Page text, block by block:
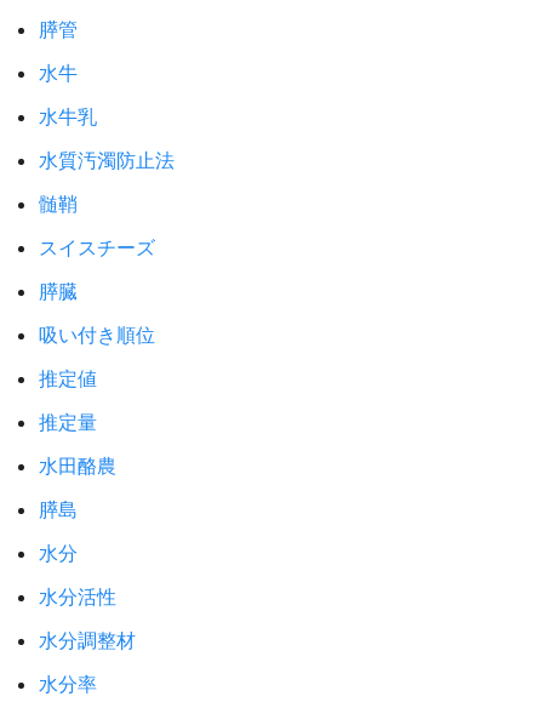
膵管
水牛
水牛乳
水質汚濁防止法
髄鞘
スイスチーズ
膵臓
吸い付き順位
推定値
推定量
水田酪農
膵島
水分
水分活性
水分調整材
水分率